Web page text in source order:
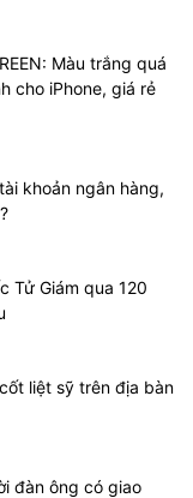
Màu trắng quá
cho iPhone, giá rẻ
khoản ngân hàng,
Tử Giám qua 120
liệt sỹ trên địa bàn
đàn ông có giao